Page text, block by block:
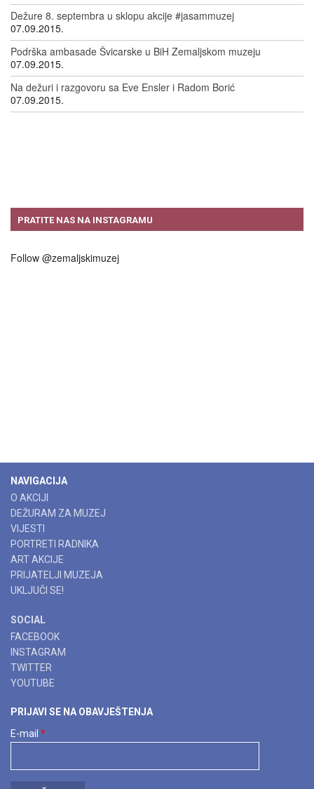
Dežure 8. septembra u sklopu akcije #jasammuzej
07.09.2015.
Podrška ambasade Švicarske u BiH Zemaljskom muzeju
07.09.2015.
Na dežuri i razgovoru sa Eve Ensler i Radom Borić
07.09.2015.
PRATITE NAS NA INSTAGRAMU
Follow @zemaljskimuzej
NAVIGACIJA
O AKCIJI
DEŽURAM ZA MUZEJ
VIJESTI
PORTRETI RADNIKA
ART AKCIJE
PRIJATELJI MUZEJA
UKLJUČI SE!
SOCIAL
FACEBOOK
INSTAGRAM
TWITTER
YOUTUBE
PRIJAVI SE NA OBAVJEŠTENJA
E-mail *